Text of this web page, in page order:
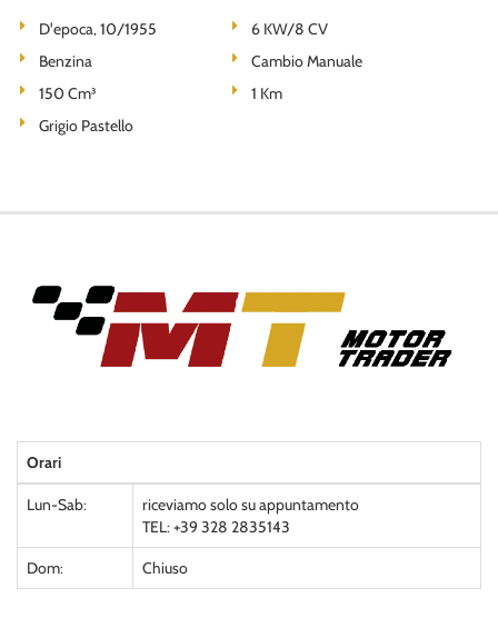
D'epoca, 10/1955
6 KW/8 CV
Benzina
Cambio Manuale
150 Cm³
1 Km
Grigio Pastello
Orari
Lun-Sab:
riceviamo solo su appuntamento
TEL: +39 328 2835143
Dom: Chiuso